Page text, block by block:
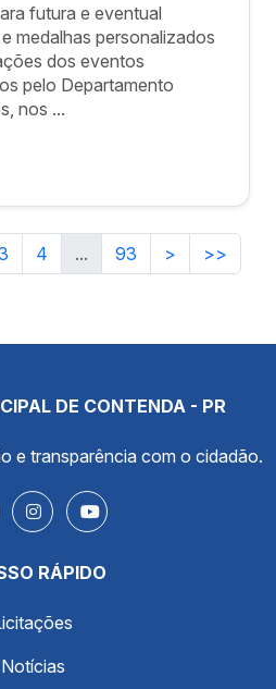
futura e eventual
medalhas personalizados
dos eventos
pelo Departamento
nos ...
4 ... 93 > >>
DE CONTENDA - PR
e transparência com o cidadão.
RÁPIDO
Notícias